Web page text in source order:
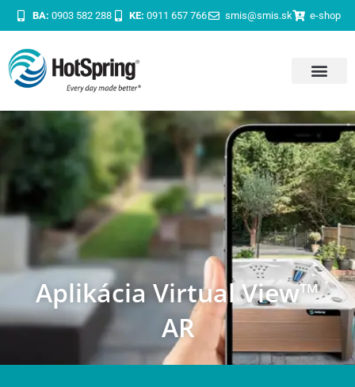
BA: 0903 582 288 KE: 0911 657 766 smis@smis.sk e-shop
Aplikácia Virtual View™
AR